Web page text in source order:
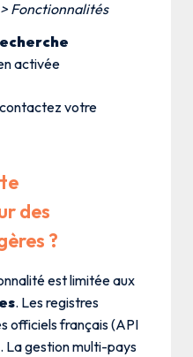
Fonctionnalités
activée
contactez votre
des
?
est limitée aux
. Les registres
officiels français (API
La gestion multi-pays